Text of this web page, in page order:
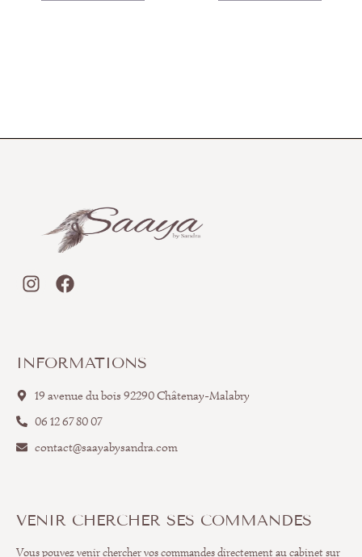
INFORMATIONS
19 avenue du bois 92290 Châtenay-Malabry
06 12 67 80 07
contact@saayabysandra.com
VENIR CHERCHER SES COMMANDES
Vous pouvez venir chercher vos commandes directement au cabinet sur